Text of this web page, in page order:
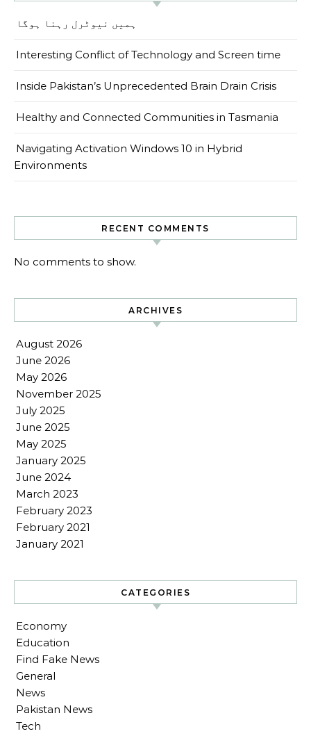
ہمیں نیوٹرل رہنا ہوگا
Interesting Conflict of Technology and Screen time
Inside Pakistan’s Unprecedented Brain Drain Crisis
Healthy and Connected Communities in Tasmania
Navigating Activation Windows 10 in Hybrid
Environments
RECENT COMMENTS
No comments to show.
ARCHIVES
August 2026
June 2026
May 2026
November 2025
July 2025
June 2025
May 2025
January 2025
June 2024
March 2023
February 2023
February 2021
January 2021
CATEGORIES
Economy
Education
Find Fake News
General
News
Pakistan News
Tech